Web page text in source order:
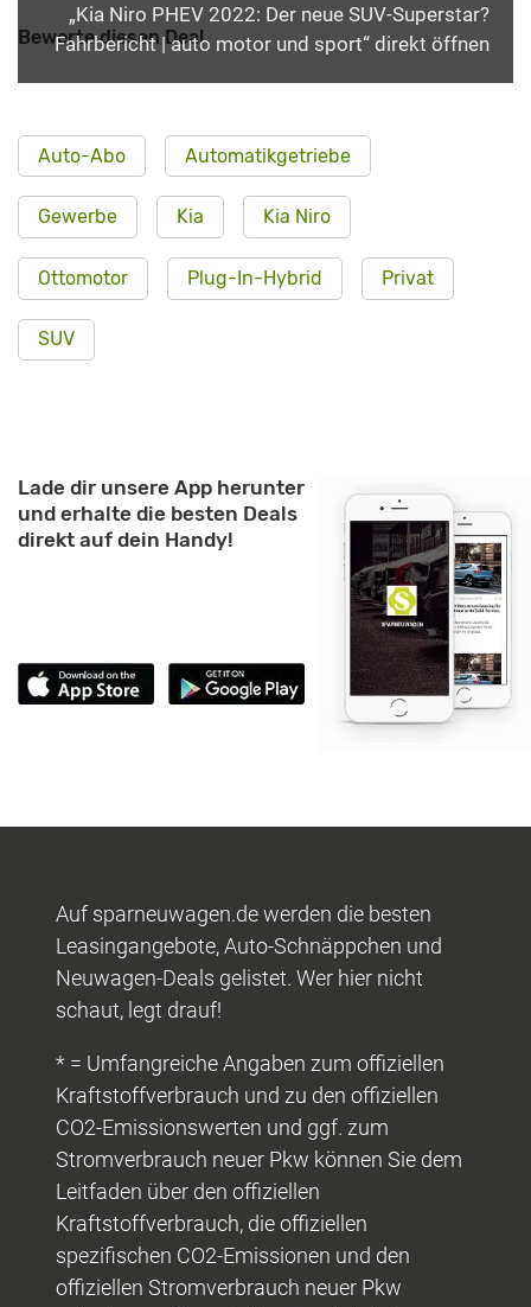
„Kia Niro PHEV 2022: Der neue SUV-Superstar?
Fahrbericht | auto motor und sport“ direkt öffnen
Bewerte diesen Deal
Auto-Abo Automatikgetriebe
Gewerbe Kia Kia Niro
Ottomotor Plug-In-Hybrid Privat
SUV
Lade dir unsere App herunter
und erhalte die besten Deals
direkt auf dein Handy!
Auf sparneuwagen.de werden die besten
Leasingangebote, Auto-Schnäppchen und
Neuwagen-Deals gelistet. Wer hier nicht
schaut, legt drauf!
* = Umfangreiche Angaben zum offiziellen
Kraftstoffverbrauch und zu den offiziellen
CO2-Emissionswerten und ggf. zum
Stromverbrauch neuer Pkw können Sie dem
Leitfaden über den offiziellen
Kraftstoffverbrauch, die offiziellen
spezifischen CO2-Emissionen und den
offiziellen Stromverbrauch neuer Pkw